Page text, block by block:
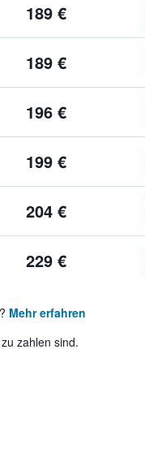
189 €
189 €
196 €
199 €
204 €
229 €
Mehr erfahren
zahlen sind.